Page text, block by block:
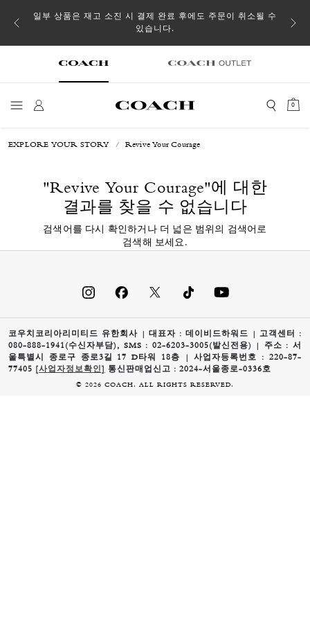
일부 상품은 재고 소진 시 결제 완료 후에도 주문이 취소될 수
있습니다.
0
EXPLORE YOUR STORY Revive Your Courage
"Revive Your Courage"에 대한
결과를 찾을 수 없습니다
검색어를 다시 확인하거나 더 넓은 범위의 검색어로
검색해 보세요.
코우치코리아리미티드 유한회사 | 대표자 : 데이비드하워드 | 고객센터 :
080-888-1941(수신자부담), SMS : 02-6203-3005(발신전용) | 주소 : 서
울특별시 종로구 종로3길 17 D타워 18층 | 사업자등록번호 : 220-87-
77405
[사업자정보확인] 통신판매업신고 : 2024-서울종로-0336호
© 2026 COACH. ALL RIGHTS RESERVED.